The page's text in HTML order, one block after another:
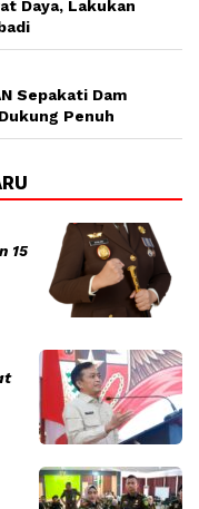
Daya, Lakukan
Sepakati Dam
Penuh
15